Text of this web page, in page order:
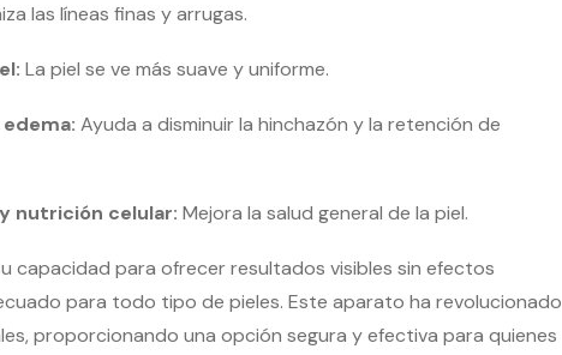
las líneas finas y arrugas.
La piel se ve más suave y uniforme.
Ayuda a disminuir la hinchazón y la retención de
nutrición celular: Mejora la salud general de la piel.
capacidad para ofrecer resultados visibles sin efectos
para todo tipo de pieles. Este aparato ha revolucionado
proporcionando una opción segura y efectiva para quienes